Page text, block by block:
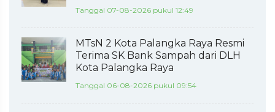
Tanggal 07-08-2026 pukul 12:49
MTsN 2 Kota Palangka Raya Resmi
Terima SK Bank Sampah dari DLH
Kota Palangka Raya
Tanggal 06-08-2026 pukul 09:54